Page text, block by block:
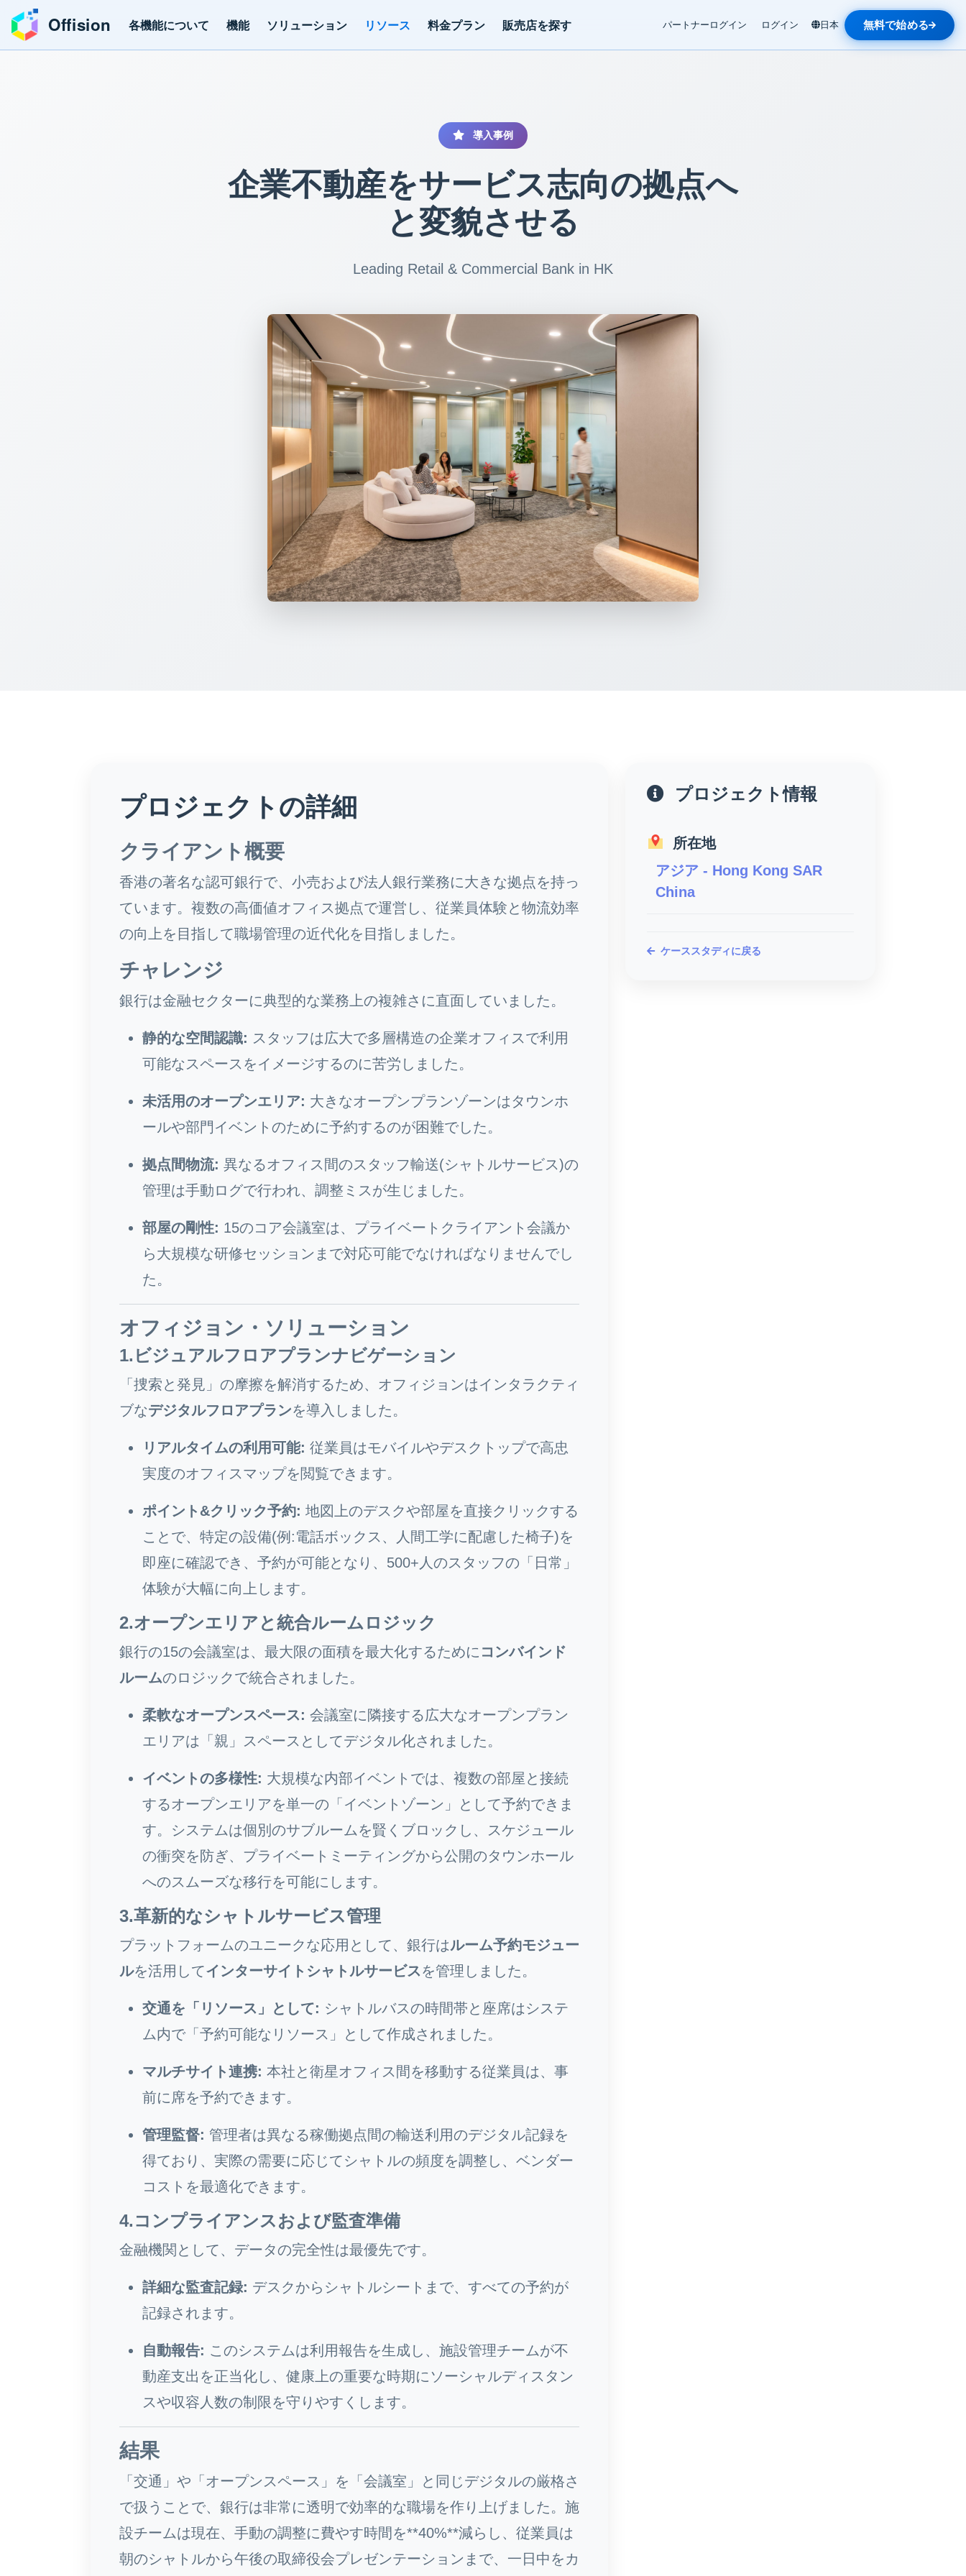
Offision 各機能について 機能 ソリューション リソース 料金プラン 販売店を探す パートナーログイン ログイン 日本 無料で始める
導入事例
企業不動産をサービス志向の拠点へ
と変貌させる
Leading Retail & Commercial Bank in HK
プロジェクトの詳細
クライアント概要
香港の著名な認可銀行で、小売および法人銀行業務に大きな拠点を持っ
ています。複数の高価値オフィス拠点で運営し、従業員体験と物流効率
の向上を目指して職場管理の近代化を目指しました。
チャレンジ
銀行は金融セクターに典型的な業務上の複雑さに直面していました。
静的な空間認識: スタッフは広大で多層構造の企業オフィスで利用
可能なスペースをイメージするのに苦労しました。
未活用のオープンエリア: 大きなオープンプランゾーンはタウンホ
ールや部門イベントのために予約するのが困難でした。
拠点間物流: 異なるオフィス間のスタッフ輸送(シャトルサービス)の
管理は手動ログで行われ、調整ミスが生じました。
部屋の剛性: 15のコア会議室は、プライベートクライアント会議か
ら大規模な研修セッションまで対応可能でなければなりませんでし
た。
オフィジョン・ソリューション
1.ビジュアルフロアプランナビゲーション
「捜索と発見」の摩擦を解消するため、オフィジョンはインタラクティ
ブなデジタルフロアプランを導入しました。
リアルタイムの利用可能: 従業員はモバイルやデスクトップで高忠
実度のオフィスマップを閲覧できます。
ポイント&クリック予約: 地図上のデスクや部屋を直接クリックする
ことで、特定の設備(例:電話ボックス、人間工学に配慮した椅子)を
即座に確認でき、予約が可能となり、500+人のスタッフの「日常」
体験が大幅に向上します。
2.オープンエリアと統合ルームロジック
銀行の15の会議室は、最大限の面積を最大化するために コンバインド
ルームのロジックで統合されました。
柔軟なオープンスペース: 会議室に隣接する広大なオープンプラン
エリアは「親」スペースとしてデジタル化されました。
イベントの多様性: 大規模な内部イベントでは、複数の部屋と接続
するオープンエリアを単一の「イベントゾーン」として予約できま
す。システムは個別のサブルームを賢くブロックし、スケジュール
の衝突を防ぎ、プライベートミーティングから公開のタウンホール
へのスムーズな移行を可能にします。
3.革新的なシャトルサービス管理
プラットフォームのユニークな応用として、銀行はルーム予約モジュー
ルを活用してインターサイトシャトルサービスを管理しました。
交通を「リソース」として: シャトルバスの時間帯と座席はシステ
ム内で「予約可能なリソース」として作成されました。
マルチサイト連携: 本社と衛星オフィス間を移動する従業員は、事
前に席を予約できます。
管理監督: 管理者は異なる稼働拠点間の輸送利用のデジタル記録を
得ており、実際の需要に応じてシャトルの頻度を調整し、ベンダー
コストを最適化できます。
4.コンプライアンスおよび監査準備
金融機関として、データの完全性は最優先です。
詳細な監査記録: デスクからシャトルシートまで、すべての予約が
記録されます。
自動報告: このシステムは利用報告を生成し、施設管理チームが不
動産支出を正当化し、健康上の重要な時期にソーシャルディスタン
スや収容人数の制限を守りやすくします。
結果
「交通」や「オープンスペース」を「会議室」と同じデジタルの厳格さ
で扱うことで、銀行は非常に透明で効率的な職場を作り上げました。施
設チームは現在、手動の調整に費やす時間を**40%**減らし、従業員は
朝のシャトルから午後の取締役会プレゼンテーションまで、一日中をカ
プロジェクト情報
所在地
アジア - Hong Kong SAR
China
ケーススタディに戻る